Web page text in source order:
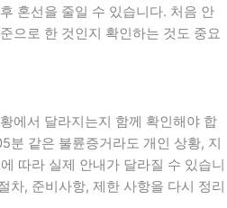
혼선을 줄일 수 있습니다. 처음 안
으로 한 것인지 확인하는 것도 중요
에서 달라지는지 함께 확인해야 합
분 같은 불륜증거라도 개인 상황, 지
따라 실제 안내가 달라질 수 있습니
차, 준비사항, 제한 사항을 다시 정리